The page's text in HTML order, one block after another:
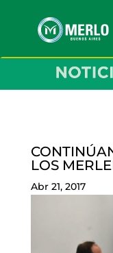
LOS
Abr 21, 2017